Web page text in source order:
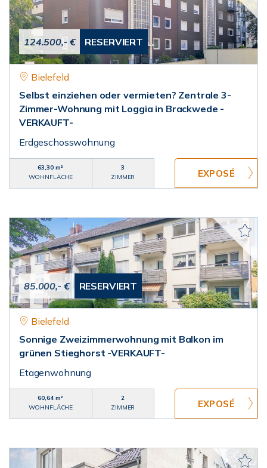
124.500,- € RESERVIERT
Bielefeld
Selbst einziehen oder vermieten? Zentrale 3-
Zimmer-Wohnung mit Loggia in Brackwede -
VERKAUFT-
Erdgeschosswohnung
63,30 m²
WOHNFLÄCHE
3
ZIMMER
85.000,- € RESERVIERT
Bielefeld
Sonnige Zweizimmerwohnung mit Balkon im
grünen Stieghorst -VERKAUFT-
Etagenwohnung
60,64 m²
WOHNFLÄCHE
2
ZIMMER